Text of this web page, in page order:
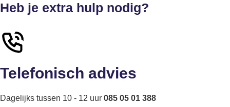
Heb je extra hulp nodig?
Telefonisch advies
Dagelijks tussen 10 - 12 uur 085 05 01 388